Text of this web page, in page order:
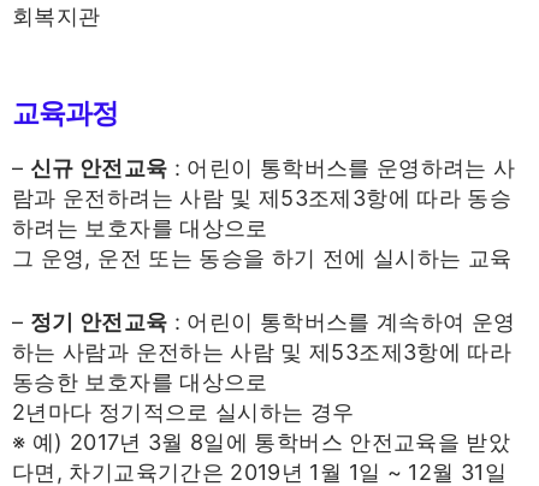
회복지관
교육과정
– 신규 안전교육 : 어린이 통학버스를 운영하려는 사
람과 운전하려는 사람 및 제53조제3항에 따라 동승
하려는 보호자를 대상으로
그 운영, 운전 또는 동승을 하기 전에 실시하는 교육
– 정기 안전교육 : 어린이 통학버스를 계속하여 운영
하는 사람과 운전하는 사람 및 제53조제3항에 따라
동승한 보호자를 대상으로
2년마다 정기적으로 실시하는 경우
※ 예) 2017년 3월 8일에 통학버스 안전교육을 받았
다면, 차기교육기간은 2019년 1월 1일 ~ 12월 31일